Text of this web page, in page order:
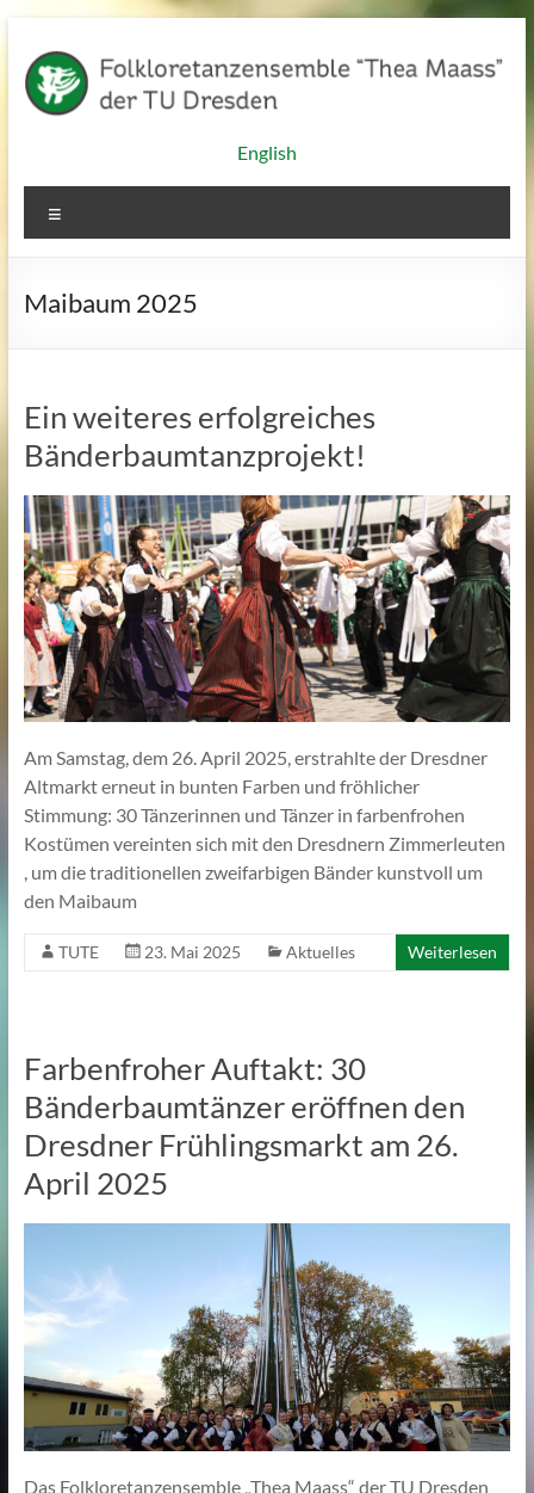
Inhalt
springen
Folkloretanzensemble
"Thea
Maass"
der
English
Maibaum 2025
Ein weiteres erfolgreiches
Bänderbaumtanzprojekt!
Am Samstag, dem 26. April 2025, erstrahlte der Dresdner
Altmarkt erneut in bunten Farben und fröhlicher
Stimmung: 30 Tänzerinnen und Tänzer in farbenfrohen
Kostümen vereinten sich mit den Dresdnern Zimmerleuten
, um die traditionellen zweifarbigen Bänder kunstvoll um
den Maibaum
TUTE 23. Mai 2025 Aktuelles Weiterlesen
Farbenfroher Auftakt: 30
Bänderbaumtänzer eröffnen den
Dresdner Frühlingsmarkt am 26.
April 2025
Das Folkloretanzensemble „Thea Maass“ der TU Dresden